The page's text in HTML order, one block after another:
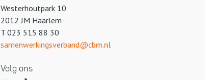
Westerhoutpark 10
2012 JM Haarlem
T 023 515 88 30
samenwerkingsverband@cbm.nl
Volg ons